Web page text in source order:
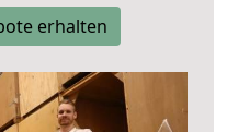
erhalten